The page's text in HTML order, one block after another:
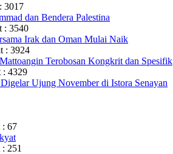
3017
dan Bendera Palestina
: 3540
Irak dan Oman Mulai Naik
: 3924
Terobosan Kongkrit dan Spesifik
: 4329
Ujung November di Istora Senayan
: 67
251